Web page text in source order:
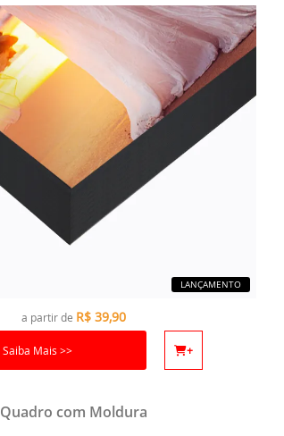
LANÇAMENTO
a partir de R$39,90
Saiba Mais >> +
Quadro com Moldura